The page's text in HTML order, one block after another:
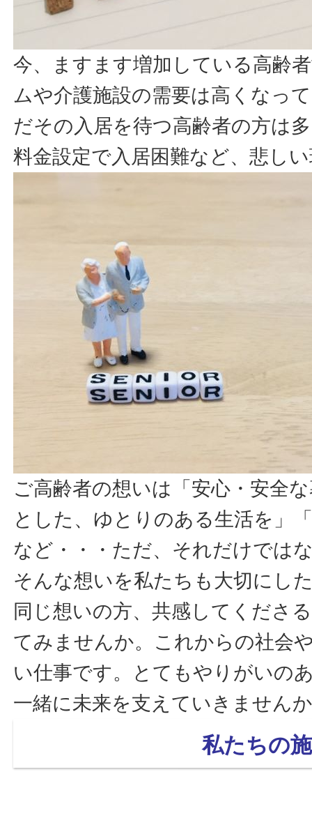
今、ますます増加している高齢
ムや介護施設の需要は高くなっ
だその入居を待つ高齢者の方は
料金設定で入居困難など、悲し
ご高齢者の想いは「安心・安全
とした、ゆとりのある生活を」
など・・・ただ、それだけでは
そんな想いを私たちも大切にし
同じ想いの方、共感してくださ
てみませんか。これからの社会
い仕事です。とてもやりがいの
一緒に未来を支えていきません
私たちの